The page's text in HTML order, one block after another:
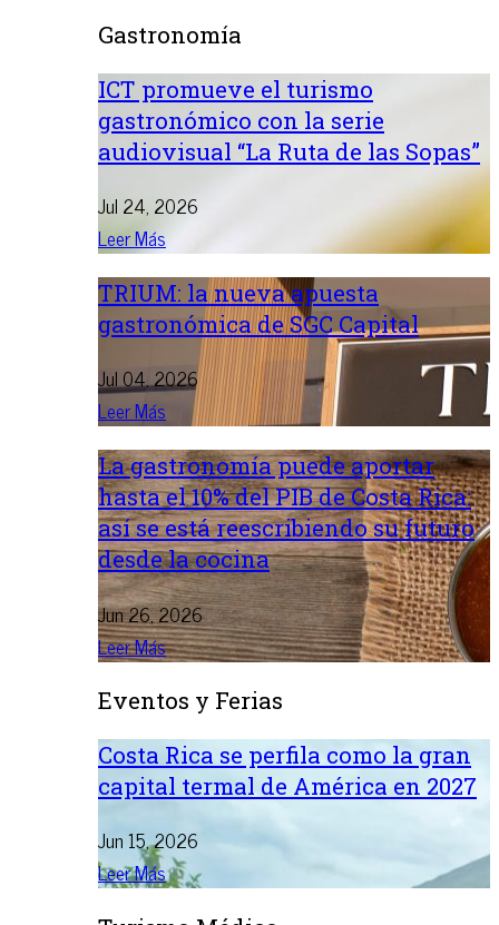
Gastronomía
ICT promueve el turismo
gastronómico con la serie
audiovisual “La Ruta de las Sopas”
Jul 24, 2026
Leer Más
TRIUM: la nueva apuesta
gastronómica de SGC Capital
Jul 04, 2026
Leer Más
La gastronomía puede aportar
hasta el 10% del PIB de Costa Rica:
así se está reescribiendo su futuro
desde la cocina
Jun 26, 2026
Leer Más
Eventos y Ferias
Costa Rica se perfila como la gran
capital termal de América en 2027
Jun 15, 2026
Leer Más